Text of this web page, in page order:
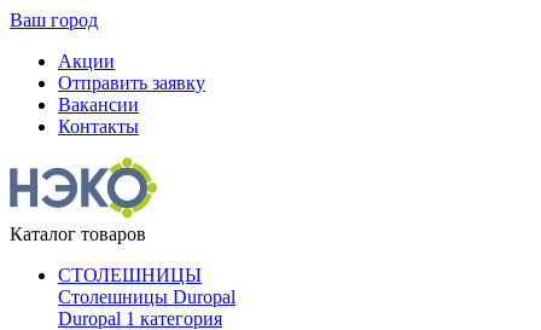
Ваш город
Акции
Отправить заявку
Вакансии
Контакты
Каталог товаров
СТОЛЕШНИЦЫ
Столешницы Duropal
Duropal 1 категория